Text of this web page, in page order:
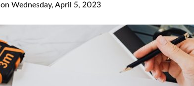
onWednesday, April 5, 2023